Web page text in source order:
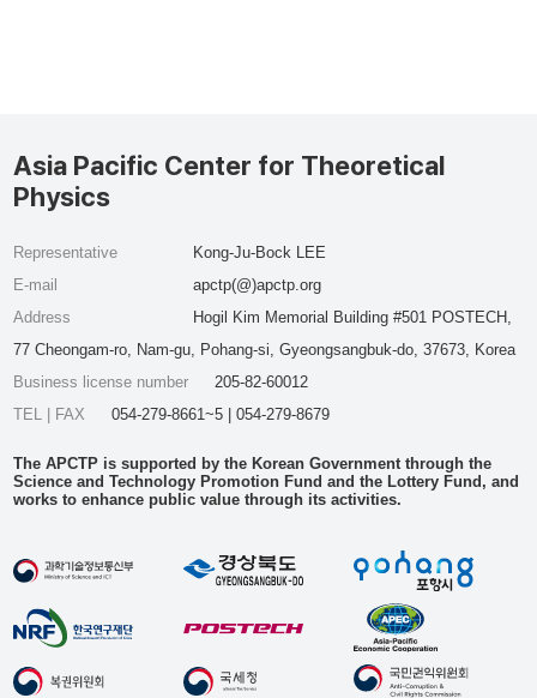
Asia Pacific Center for Theoretical
Physics
Representative
Kong-Ju-Bock LEE
E-mail
apctp(@)apctp.org
Address
Hogil Kim Memorial Building #501 POSTECH,
77 Cheongam-ro, Nam-gu, Pohang-si, Gyeongsangbuk-do, 37673, Korea
Business license number
205-82-60012
TEL | FAX
054-279-8661~5 | 054-279-8679
The APCTP is supported by the Korean Government through the
Science and Technology Promotion Fund and the Lottery Fund, and
works to enhance public value through its activities.